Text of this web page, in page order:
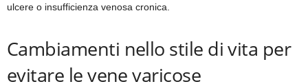
ulcere o insufficienza venosa cronica.
Cambiamenti nello stile di vita per
evitare le vene varicose